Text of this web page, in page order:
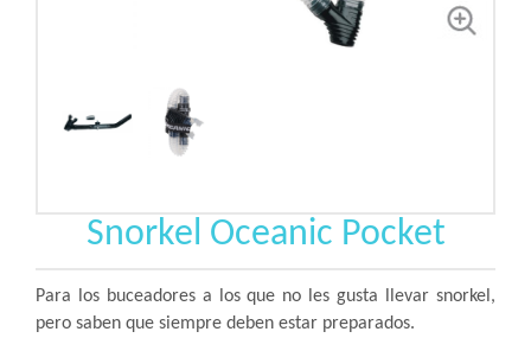
Snorkel Oceanic Pocket
Para los buceadores a los que no les gusta llevar snorkel,
pero saben que siempre deben estar preparados.